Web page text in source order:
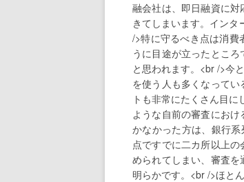
融会社は、即日融資に
きてしまいます。イン
/>特に守るべき点は消費
うに目途が立ったとこ
と思われます。<br />今
を使う人も多くなって
トも非常にたくさん目
ような自前の審査にお
かなかった方は、銀行
点ですでに二カ所以上
められてしまい、審査
明らかです。<br />ほと